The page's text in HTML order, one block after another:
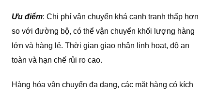
Ưu điểm: Chi phí vận chuyển khá cạnh tranh thấp hơn
so với đường bộ, có thể vận chuyển khối lượng hàng
lớn và hàng lẻ. Thời gian giao nhận linh hoạt, độ an
toàn và hạn chế rủi ro cao.
Hàng hóa vận chuyển đa dạng, các mặt hàng có kích